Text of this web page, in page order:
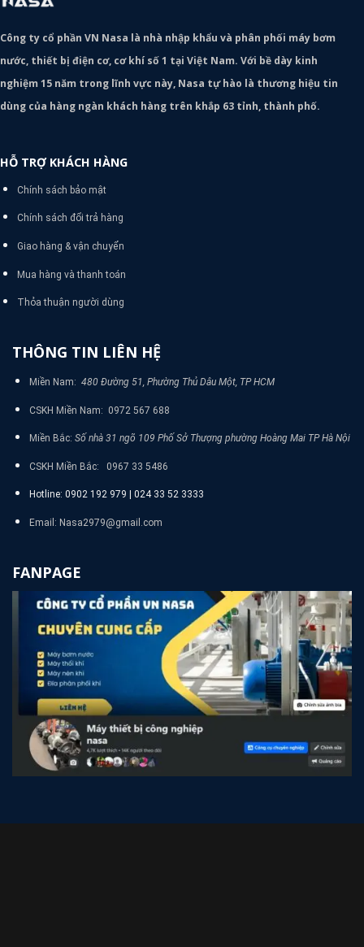
Công ty cổ phần VN Nasa là nhà nhập khẩu và phân phối máy bơm
nước, thiết bị điện cơ, cơ khí số 1 tại Việt Nam. Với bề dày kinh
nghiệm 15 năm trong lĩnh vực này, Nasa tự hào là thương hiệu tin
dùng của hàng ngàn khách hàng trên khắp 63 tỉnh, thành phố.
HỖ TRỢ KHÁCH HÀNG
Chính sách bảo mật
Chính sách đổi trả hàng
Giao hàng & vận chuyển
Mua hàng và thanh toán
Thỏa thuận người dùng
THÔNG TIN LIÊN HỆ
Miền Nam: 480 Đường 51, Phường Thủ Dâu Một, TP HCM
CSKH Miền Nam: 0972 567 688
Miền Bắc: Số nhà 31 ngõ 109 Phố Sở Thượng phường Hoàng Mai TP Hà Nội
CSKH Miền Bắc: 0967 33 5486
Hotline: 0902 192 979 | 024 33 52 3333
Email: Nasa2979@gmail.com
FANPAGE